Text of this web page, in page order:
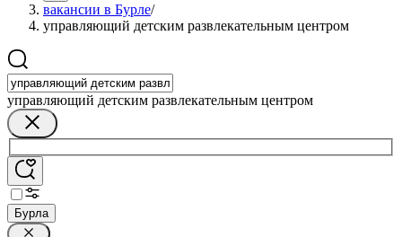
вакансии в Бурле/
управляющий детским развлекательным центром
управляющий детским развлекательным центром
Бурла